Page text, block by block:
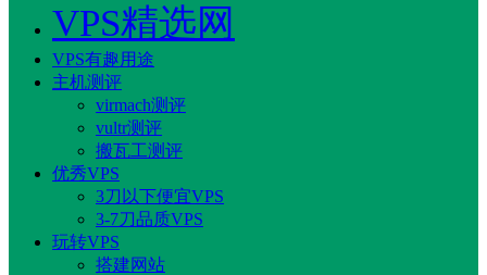
VPS精选网
VPS有趣用途
主机测评
virmach测评
vultr测评
搬瓦工测评
优秀VPS
3刀以下便宜VPS
3-7刀品质VPS
玩转VPS
搭建网站